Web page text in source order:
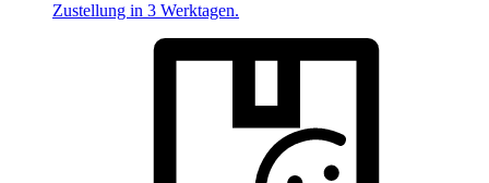
Zustellung in 3 Werktagen.